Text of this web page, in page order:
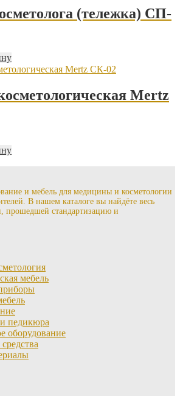
(тележка) СП-
Mertz
и мебель для медицины и косметологии
В нашем каталоге вы найдёте весь
прошедшей стандартизацию и
мебель
педикюра
оборудование